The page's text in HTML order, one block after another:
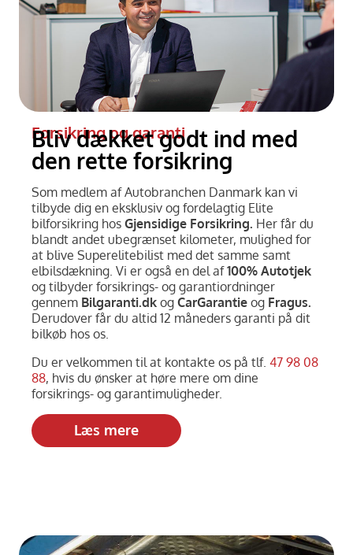
Forsikring og garanti
Bliv dækket godt ind med
den rette forsikring
Som medlem af Autobranchen Danmark kan vi
tilbyde dig en eksklusiv og fordelagtig Elite
bilforsikring hos Gjensidige Forsikring. Her får du
blandt andet ubegrænset kilometer, mulighed for
at blive Superelitebilist med det samme samt
elbilsdækning. Vi er også en del af100% Autotjek
og tilbyder forsikrings- og garantiordninger
gennem Bilgaranti.dk og CarGarantie og Fragus.
Derudover får du altid 12 måneders garanti på dit
bilkøb hos os.
Du er velkommen til at kontakte os på tlf. 47 98 08
88, hvis du ønsker at høre mere om dine
forsikrings- og garantimuligheder.
Læs mere